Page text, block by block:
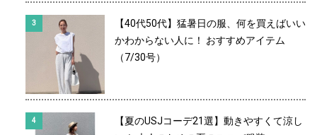
【40代50代】猛暑日の服、何を買えばいい
かわからない人に！ おすすめアイテム
（7/30号）
【夏のUSJコーデ21選】動きやすくて涼し